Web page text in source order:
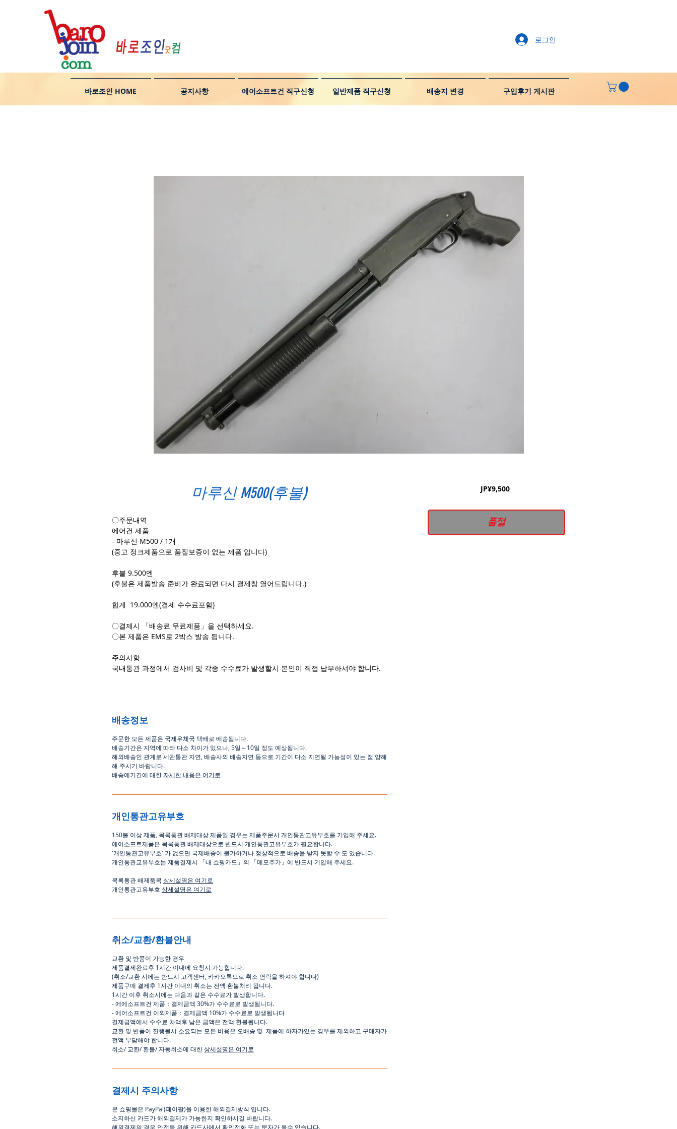
바로조인 HOME 공지사항 에어소프트건 직구신청 일반제품 직구신청 배송지 변경 구입후기 게시판
로그인
마루신 M500(후불)
〇주문내역
에어건 제품
- 마루신 M500 / 1개
(중고 정크제품으로 품질보증이 없는 제품 입니다)
후불 9.500엔
(후불은 제품발송 준비가 완료되면 다시 결제창 열어드립니다.)
합계 19.000엔(결제 수수료포함)
〇결제시 「배송료 무료제품」을 선택하세요.
〇본 제품은 EMS로 2박스 발송 됩니다.
주의사항
국내통관 과정에서 검사비 및 각종 수수료가 발생할시 본인이 직접 납부하셔야 합니다.
배송정보
주문한 모든 제품은 국제우체국 택배로 배송됩니다.
배송기간은 지역에 따라 다소 차이가 있으나 5일～10일 정도 예상됩니다.
해외배송인 관계로 세관통관 지연, 배송사의 배송지연 등으로 기간이 다소 지연될 가능성이 있는 점 양해
해 주시기 바랍니다.
배송에기간에 대한자세한 내용은 여기로
개인통관고유부호
150불 이상 제품 목록통관 배제대상 제품일 경우는 제품주문시 개인통관고유부호를 기입해 주세요.
에어소프트제품은 목록통관 배제대상으로 반드시 개인통관고유부호가 필요합니다.
'개인통관고유부호' 가 없으면 국제배송이 불가하거나 정상적으로 배송을 받지 못할 수 도 있습니다.
개인통관교유부호는 제품결제시
「내 쇼핑카드 」 의 「메모추가 」 에 반드시 기입해 주세요.
목록통관 배제품목 상세설명은 여기로
개인통관고유부호 상세설명은 여기로
취소/교환/환불안내
교환 및 반품이 가능한 경우
제품결제완료후 1시간 이내에 요청시 가능합니다.
(취소/교환 시에는 반드시 고객센터 카카오톡으로 취소 연락을 하셔야 합니다)
제품구매 결제후 1시간 이내의 취소는 전액 환불처리 됩니다.
1시간 이후 취소시에는 다음과 같은 수수료가 발생합니다.
-에에소프트건 제품 ： 결제금액 30%가 수수료로 발생됩니다.
-에어소프트건 이외제품 ： 결제금액 10%가 수수료로 발생됩니다
결제금액에서 수수료 차액후 남은 금액은 전액 환불됩니다.
교환 및 반품이 진행될시 소요되는 모든 비용은 오배송 및 제품에 하자가있는 경우를 제외하고 구매자가
전액 부담해야 합니다.
취소/ 교환/환불/자동취소에 대한상세설명은 여기로
결제시 주의사항
본 쇼핑몰은 PayPal(페이팔)을 이용한해외결제방식 입니다.
소지하신 카드가해외결제가 가능한지 확인하시길 바랍니다.
해외결제의 경우 안전을 위해 카드사에서 확인전화 또는 문자가 올수 있습니다.
JP¥9,500가
품절